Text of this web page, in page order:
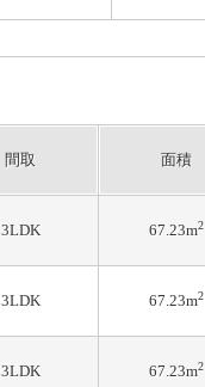
間取 面積
3LDK 67.23m2
3LDK 67.23m2
3LDK 67.23m2